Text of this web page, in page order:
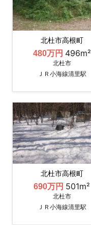
北杜市高根町
480万円 496m²
北杜市
ＪＲ小海線清里駅
北杜市高根町
690万円 501m²
北杜市
ＪＲ小海線清里駅